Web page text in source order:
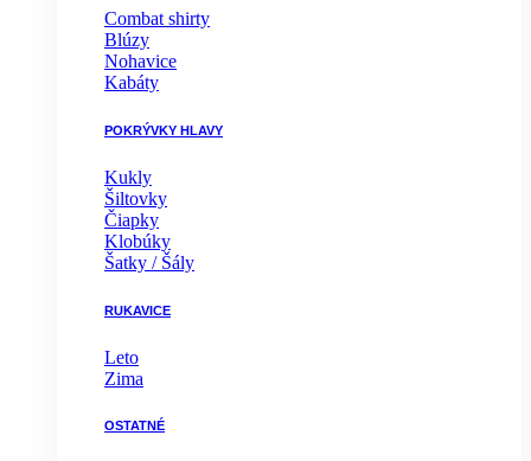
Combat shirty
Blúzy
Nohavice
Kabáty
POKRÝVKY HLAVY
Kukly
Šiltovky
Čiapky
Klobúky
Šatky / Šály
RUKAVICE
Leto
Zima
OSTATNÉ